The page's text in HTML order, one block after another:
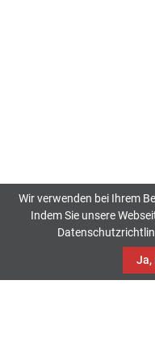
Wir verwenden bei Ihrem
Indem Sie unsere
Ja,